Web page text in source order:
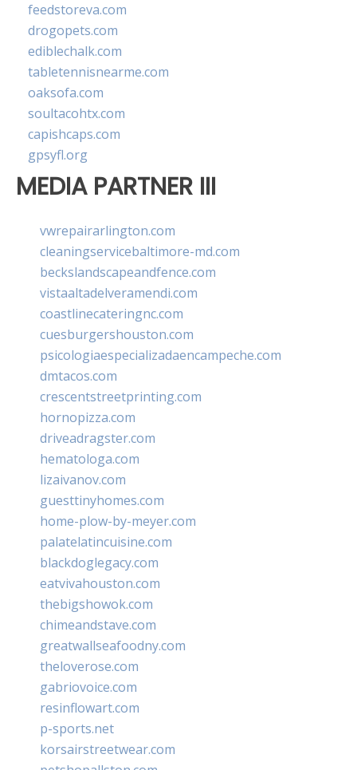
feedstoreva.com
drogopets.com
ediblechalk.com
tabletennisnearme.com
oaksofa.com
soultacohtx.com
capishcaps.com
gpsyfl.org
MEDIA PARTNER III
vwrepairarlington.com
cleaningservicebaltimore-md.com
beckslandscapeandfence.com
vistaaltadelveramendi.com
coastlinecateringnc.com
cuesburgershouston.com
psicologiaespecializadaencampeche.com
dmtacos.com
crescentstreetprinting.com
hornopizza.com
driveadragster.com
hematologa.com
lizaivanov.com
guesttinyhomes.com
home-plow-by-meyer.com
palatelatincuisine.com
blackdoglegacy.com
eatvivahouston.com
thebigshowok.com
chimeandstave.com
greatwallseafoodny.com
theloverose.com
gabriovoice.com
resinflowart.com
p-sports.net
korsairstreetwear.com